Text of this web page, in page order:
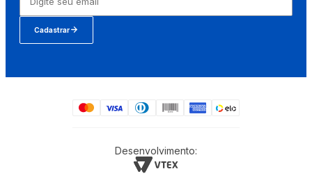
Cadastrar
Desenvolvimento: